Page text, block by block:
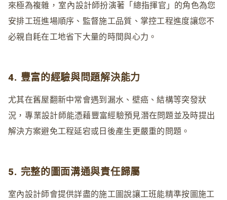
來極為複雜 ，室內設計師扮演著「總指揮官」的角色為您
安排工班進場順序、監督施工品質、掌控工程進度讓您不
必親自耗在工地省下大量的時間與心力。
4. 豐富的經驗與問題解決能力
尤其在舊屋翻新中常會遇到漏水、壁癌、結構等突發狀
況 ，專業設計師能憑藉豐富經驗預見潛在問題並及時提出
解決方案避免工程延宕或日後產生更嚴重的問題。
5. 完整的圖面溝通與責任歸屬
室內設計師會提供詳盡的施工圖說讓工班能精準按圖施工